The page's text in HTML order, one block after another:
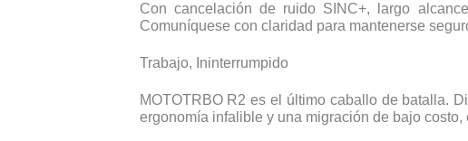
Con cancelación de ruido SINC+, largo
Comuníquese con claridad para mantenerse
Trabajo, Ininterrumpido
MOTOTRBO R2 es el último caballo de batalla.
ergonomía infalible y una migración de bajo